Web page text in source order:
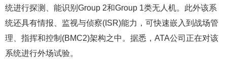
统进行探测、能识别Group 2和Group 1类无人机。此外该系
统还具有情报、监视与侦察(ISR)能力，可快速嵌入到战场管
理、指挥和控制(BMC2)架构之中。据悉，ATA公司正在对该
系统进行外场试验。